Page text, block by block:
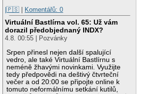
|🇵🇸 | Komentářů: 0
Virtuální Bastlírna vol. 65: Už vám
dorazil předobjednaný INDX?
4.8. 00:55 | Pozvánky
Srpen přinesl nejen další spalující
vedro, ale také Virtuální Bastlírnu s
neméně žhavými novinkami. Využijte
tedy předpovědi na deštivý čtvrteční
večer a od 20:00 se připojte online k
tomuto neformálnímu setkání kutilů,